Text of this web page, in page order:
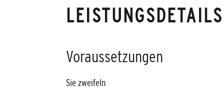
LEISTUNGSDETAILS
Voraussetzungen
Sie zweifeln